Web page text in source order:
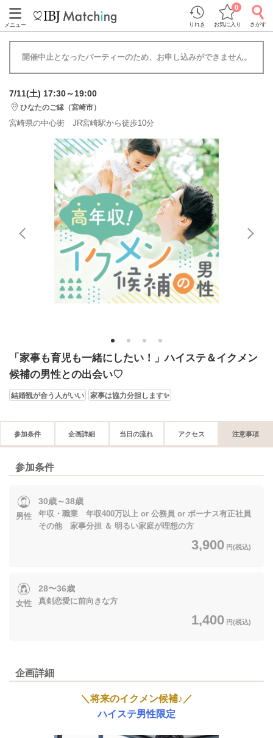
メニュー りれき お気に入り
0
さがす
開催中止となったパーティーのため、お申し込みができません。
7/11(土) 17:30～19:00
ひなたのご縁（宮崎市）
宮崎県の中心街 JR宮崎駅から徒歩10分
1 2 3 4
「家事も育児も一緒にしたい！」ハイステ＆イクメン
候補の男性との出会い♡
結婚観が合う人がいい 家事は協力分担します✨
参加条件 企画詳細 当日の流れ アクセス 注意事項
参加条件
男性
30歳～38歳
年収・職業 年収400万以上 or 公務員 or ボーナス有正社員
その他 家事分担 ＆ 明るい家庭が理想の方
3,900 円(税込)
女性
28〜36歳
真剣恋愛に前向きな方
1,400 円(税込)
企画詳細
＼将来のイクメン候補♪ ／
ハイステ男性限定